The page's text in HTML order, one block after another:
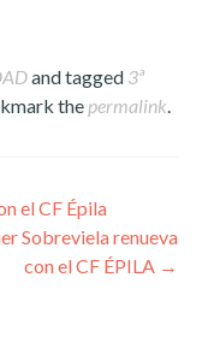
and tagged 3ª
the permalink.
el CF Épila
Sobreviela renueva
con el CF ÉPILA →